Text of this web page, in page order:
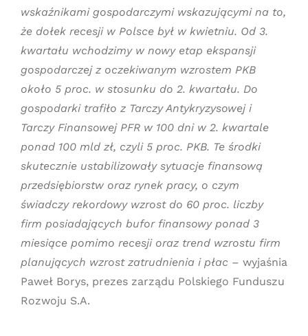
wskaźnikami gospodarczymi wskazującymi na to,
że dołek recesji w Polsce był w kwietniu. Od 3.
kwartału wchodzimy w nowy etap ekspansji
gospodarczej z oczekiwanym wzrostem PKB
około 5 proc. w stosunku do 2. kwartału. Do
gospodarki trafiło z Tarczy Antykryzysowej i
Tarczy Finansowej PFR w 100 dni w 2. kwartale
ponad 100 mld zł, czyli 5 proc. PKB. Te środki
skutecznie ustabilizowały sytuacje finansową
przedsiębiorstw oraz rynek pracy, o czym
świadczy rekordowy wzrost do 60 proc. liczby
firm posiadających bufor finansowy ponad 3
miesiące pomimo recesji oraz trend wzrostu firm
planujących wzrost zatrudnienia i płac – wyjaśnia
Paweł Borys, prezes zarządu Polskiego Funduszu
Rozwoju S.A.